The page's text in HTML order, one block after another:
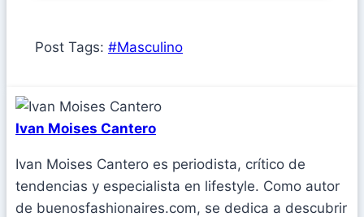
Post Tags: #Masculino
Ivan Moises Cantero
Ivan Moises Cantero es periodista, crítico de
tendencias y especialista en lifestyle. Como autor
de buenosfashionaires.com, se dedica a descubrir